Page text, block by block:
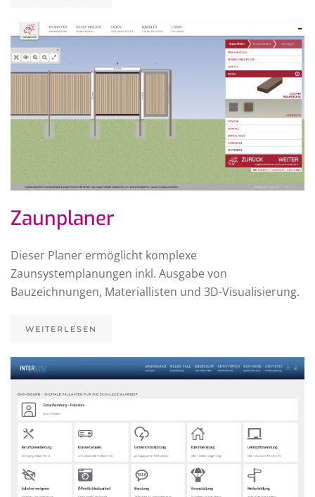
Zaunplaner
Dieser Planer ermöglicht komplexe
Zaunsystemplanungen inkl. Ausgabe von
Bauzeichnungen, Materiallisten und 3D-Visualisierung.
WEITERLESEN